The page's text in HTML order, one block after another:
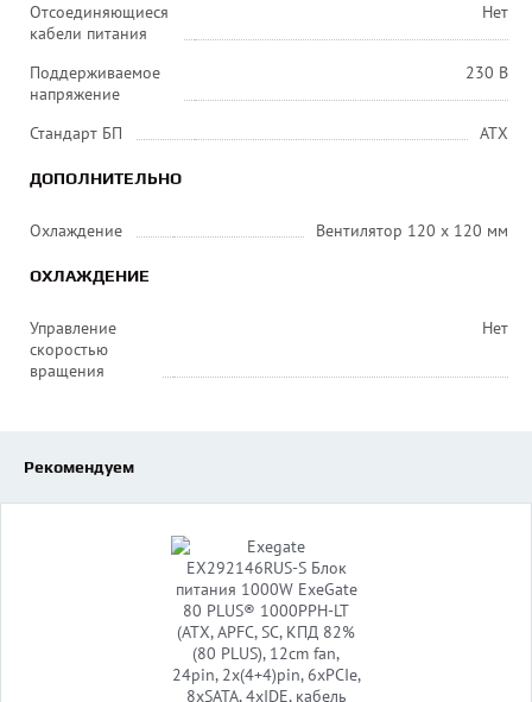
Отсоединяющиеся
кабели питания
Нет
Поддерживаемое
напряжение
230 В
Стандарт БП ATX
ДОПОЛНИТЕЛЬНО
Охлаждение Вентилятор 120 x 120 мм
ОХЛАЖДЕНИЕ
Управление
скоростью
вращения
Нет
Рекомендуем